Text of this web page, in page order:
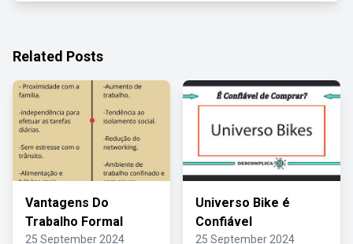
Related Posts
Vantagens Do
Trabalho Formal
25 September 2024
Universo Bike é
Confiável
25 September 2024